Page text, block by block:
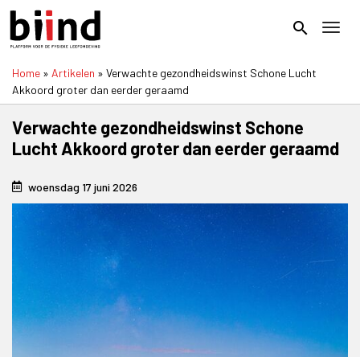
Overslaan
naar
inhoud
gaan
search
Home Artikelen
Verwachte gezondheidswinst Schone Lucht
Akkoord groter dan eerder geraamd
Verwachte gezondheidswinst Schone
Lucht Akkoord groter dan eerder geraamd
woensdag 17 juni 2026